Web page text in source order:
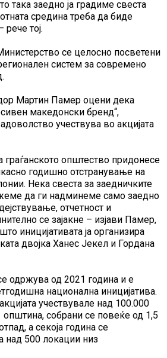
така заедно ја градиме свеста
средина треба да биде
рече тој.
се целосно посветени
систем за современо
Мартин Памер оцени дека
македонски бренд“,
учествува во акцијата
граѓанското општество придонесе
годишно отстранување на
Нека свеста за заедничките
да ги надминеме само заедно
отчетност и
се зајакне – изјави Памер,
иницијативата ја организира
двојка Ханес Јекел и Гордана
одржува од 2021 година и е
национална иницијатива.
учествувале над 100.000
општина, собрани се повеќе од 1,5
а секоја година се
над 500 локации низ